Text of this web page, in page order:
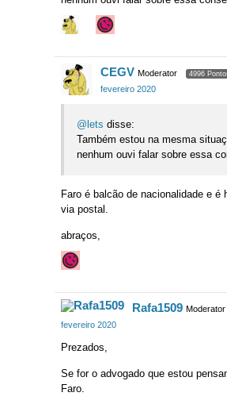
CEGV Moderator 4996
fevereiro 2020
@lets disse:
Também estou na mesma
nenhum ouvi falar sobre essa
Faro é balcão de nacionalidade e
via postal.
abraços,
Rafa1509 Moderator
fevereiro 2020
Prezados,
Se for o advogado que estou
Faro.